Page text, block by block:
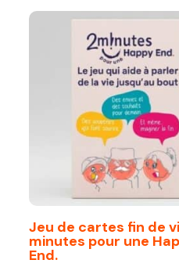
Jeu de cartes fin de
minutes pour une
End.